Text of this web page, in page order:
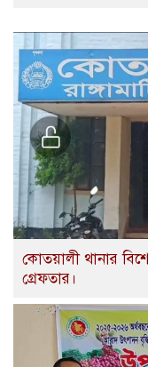
কোতয়ালী থানার
গ্রেফতার।